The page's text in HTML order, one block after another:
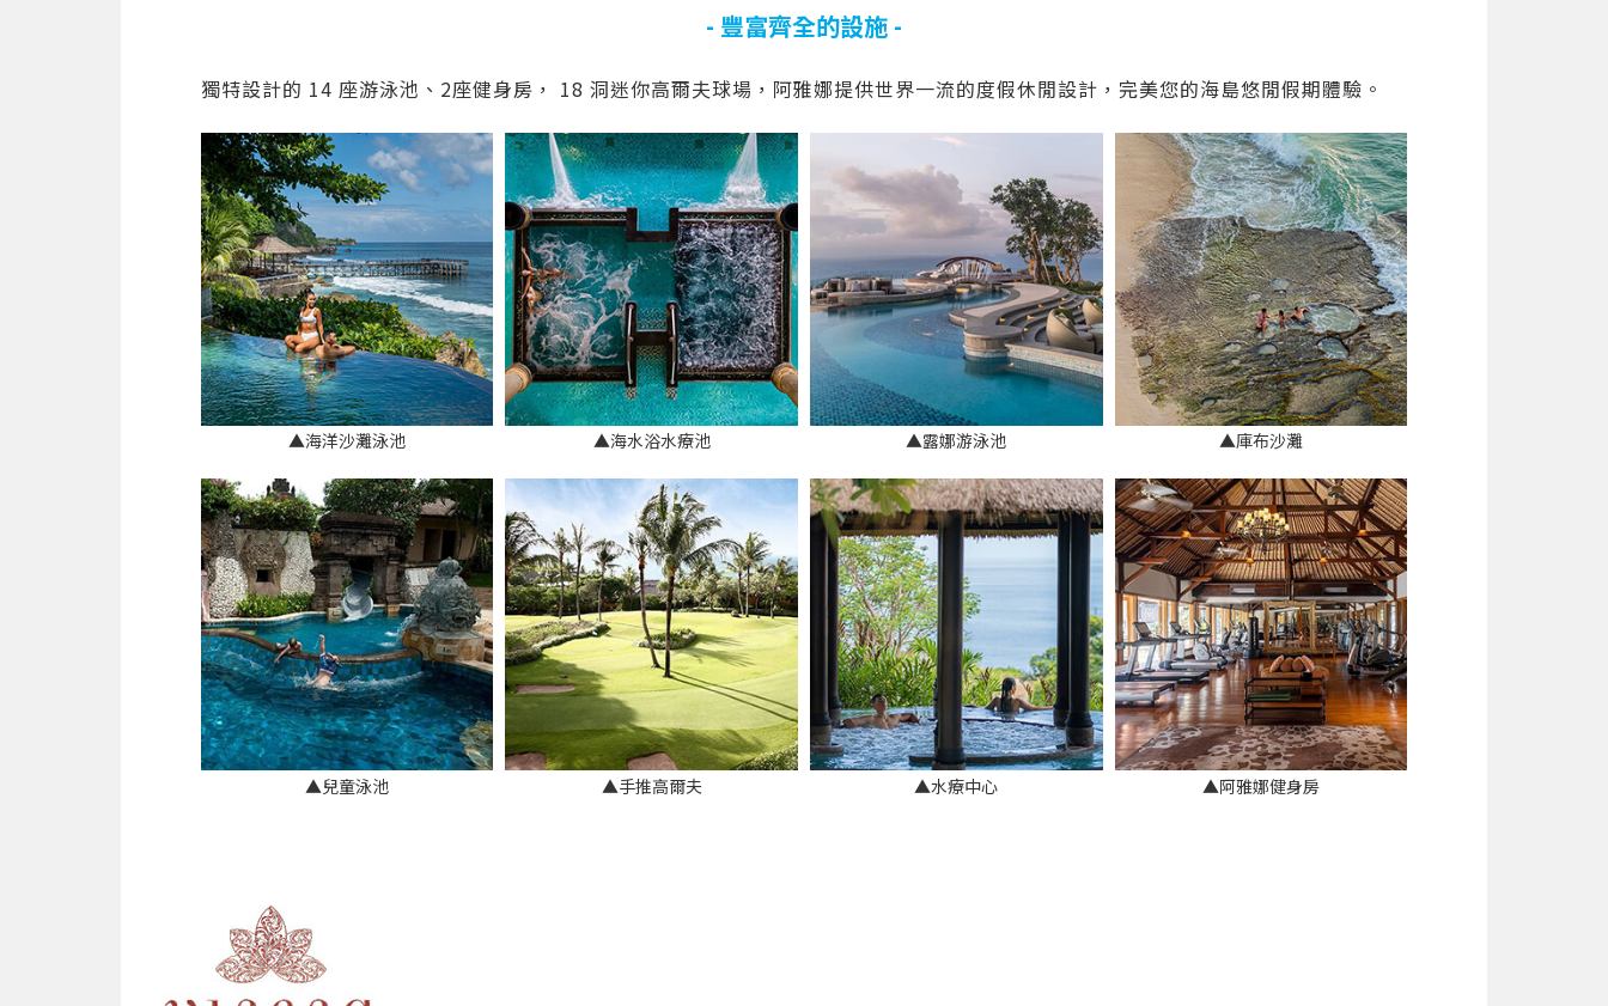
- 豐富齊全的設施 -
獨特設計的 14 座游泳池、2座健身房， 18 洞迷你高爾夫球場，阿雅娜提供世界一流的度假休閒設計，完美您的海島悠閒假期體驗。
▲海洋沙灘泳池 ▲海水浴水療池 ▲露娜游泳池 ▲庫布沙灘
▲兒童泳池 ▲手推高爾夫 ▲水療中心 ▲阿雅娜健身房